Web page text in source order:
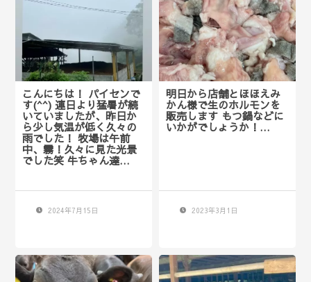
こんにちは！ パイセンで
す(^^) 連日より猛暑が続
いていましたが、昨日か
ら少し気温が低く久々の
雨でした！ 牧場は午前
中、霧！久々に見た光景
でした笑 牛ちゃん達…
2024年7月15日
明日から店舗とほほえみ
かん様で生のホルモンを
販売します もつ鍋などに
いかがでしょうか！…
2023年3月1日